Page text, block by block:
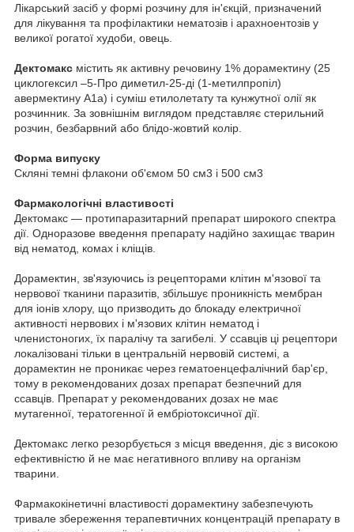
Лікарський засіб у формі розчину для ін'єкцій, призначений
для лікування та профілактики нематозів і арахноентозів у
великої рогатої худоби, овець.
Дектомакс містить як активну речовину 1% дорамектину (25
циклогексил –5-Про диметил-25-ді (1-метилпропіл)
авермектину А1а) і суміш етилолетату та кунжутної олії як
розчинник. За зовнішнім виглядом представляє стерильний
розчин, безбарвний або блідо-жовтий колір.
Форма випуску
Скляні темні флакони об'ємом 50 см3 і 500 см3
Фармакологічні властивості
Дектомакс — протипаразитарний препарат широкого спектра
дії. Одноразове введення препарату надійно захищає тварин
від нематод, комах і кліщів.
Дорамектин, зв'язуючись із рецепторами клітин м'язової та
нервової тканини паразитів, збільшує проникність мембран
для іонів хлору, що призводить до блокаду електричної
активності нервових і м'язових клітин нематод і
членистоногих, їх паралічу та загибелі. У ссавців ці рецептори
локалізовані тільки в центральній нервовій системі, а
дорамектин не проникає через гематоенцефалічний бар'єр,
тому в рекомендованих дозах препарат безпечний для
ссавців. Препарат у рекомендованих дозах не має
мутагенної, тератогенної й ембріотоксичної дії.
Дектомакс легко резорбується з місця введення, діє з високою
ефективністю й не має негативного впливу на організм
тварини.
Фармакокінетичні властивості дорамектину забезпечують
тривале збереження терапевтичних концентрацій препарату в